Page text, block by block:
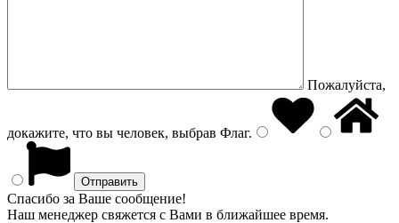
Пожалуйста,
докажите, что вы человек, выбрав Флаг.
Спасибо за Ваше сообщение!
Наш менеджер свяжется с Вами в ближайшее время.